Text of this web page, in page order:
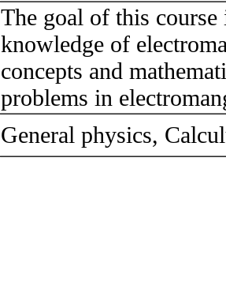
The goal of this
knowledge of
concepts and
problems in
General physics,